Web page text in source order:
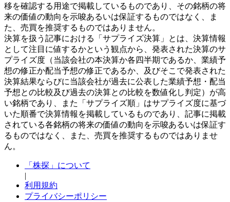
移を確認する用途で掲載しているものであり、その銘柄の将
来の価値の動向を示唆あるいは保証するものではなく、ま
た、売買を推奨するものではありません。
決算を扱う記事における「サプライズ決算」とは、決算情報
として注目に値するかという観点から、発表された決算のサ
プライズ度（当該会社の本決算か各四半期であるか、業績予
想の修正か配当予想の修正であるか、及びそこで発表された
決算結果ならびに当該会社が過去に公表した業績予想・配当
予想との比較及び過去の決算との比較を数値化し判定）が高
い銘柄であり、また「サプライズ順」はサプライズ度に基づ
いた順番で決算情報を掲載しているものであり、記事に掲載
されている各銘柄の将来の価値の動向を示唆あるいは保証す
るものではなく、また、売買を推奨するものではありませ
ん。
「株探」について
|
利用規約
プライバシーポリシー